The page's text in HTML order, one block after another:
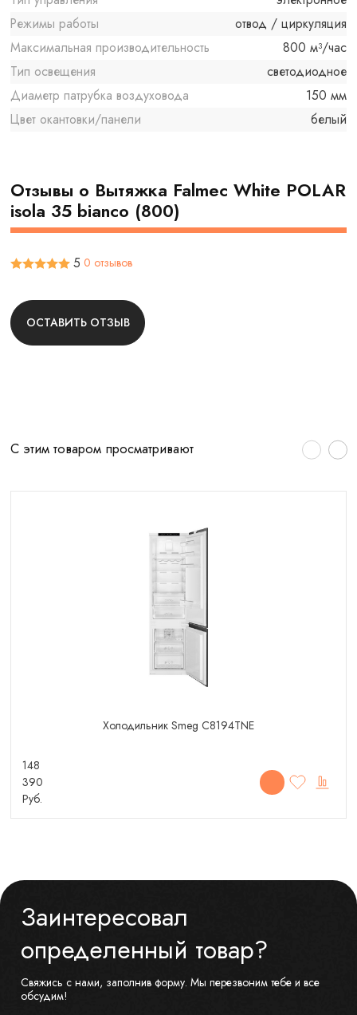
Режимы работы
отвод / циркуляция
Максимальная производительность
800 м³/час
Тип освещения
светодиодное
Диаметр патрубка воздуховода
150 мм
Цвет окантовки/панели
белый
Отзывы о Вытяжка Falmec White POLAR
isola 35 bianco (800)
5 0 отзывов
ОСТАВИТЬ ОТЗЫВ
С этим товаром просматривают
Холодильник Smeg C8194TNE
148
390
Руб.
Заинтересовал
определенный товар?
Свяжись с нами, заполнив форму. Мы перезвоним тебе и все
обсудим!